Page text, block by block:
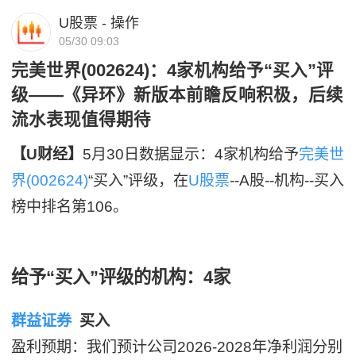
U股票 - 操作
05/30 09:03
完美世界(002624)：4家机构给予“买入”评
级——《异环》新版本前瞻反响积极，后续
流水表现值得期待
【U财经】 5月30日数据显示：4家机构给予完美世
界(002624)“买入”评级，在U股票--A股--机构--买入
榜中排名第106。
给予“买入”评级的机构：4家
群益证券买入
盈利预期：我们预计公司2026-2028年净利润分别